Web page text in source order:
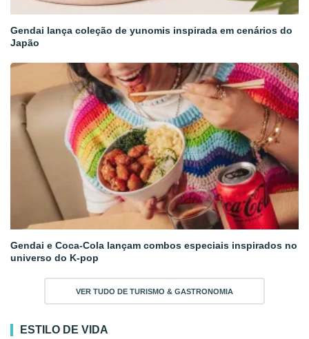
Gendai lança coleção de yunomis inspirada em cenários do
Japão
Gendai e Coca-Cola lançam combos especiais inspirados no
universo do K-pop
VER TUDO DE TURISMO & GASTRONOMIA
ESTILO DE VIDA